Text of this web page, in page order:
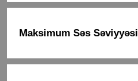
Maksimum Səs Səviyyəsi